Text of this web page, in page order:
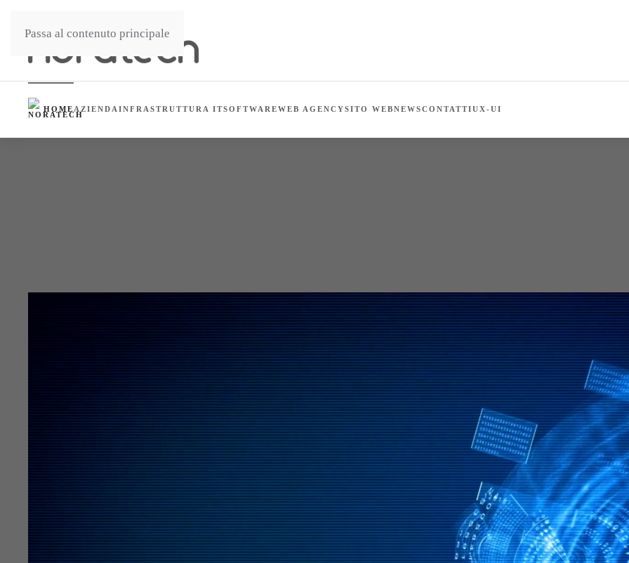
Passa al contenuto principale
HOME AZIENDA INFRASTRUTTURA ITSOFTWAREWEB AGENCYSITO WEBNEWSCONTATTIUX-UI